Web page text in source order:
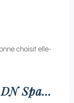
choisit elle-
Spa…